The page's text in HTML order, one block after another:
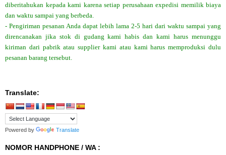
diberitahukan kepada kami karena setiap perusahaan expedisi memilik biaya
dan waktu sampai yang berbeda.
- Pengiriman pesanan Anda dapat lebih lama 2-5 hari dari waktu sampai yang
direncanakan jika stok di gudang kami habis dan kami harus menunggu
kiriman dari pabrik atau supplier kami atau kami harus memproduksi dulu
pesanan barang tersebut.
Translate:
Powered by Translate
NOMOR HANDPHONE / WA :